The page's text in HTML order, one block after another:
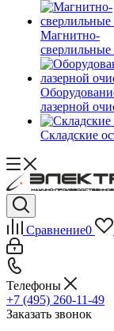
Магнитно-
сверлильные
лазерной
Складские
Сравнение0
Телефоны
+7 (495) 260-11-49
Заказать звонок